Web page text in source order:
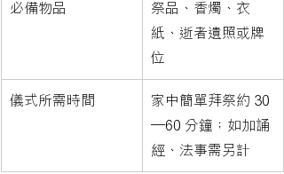
必備物品
祭品、香燭、衣
紙、逝者遺照或牌
位
儀式所需時間
家中簡單拜祭約 30
–60 分鐘；如加誦
經、法事需另計